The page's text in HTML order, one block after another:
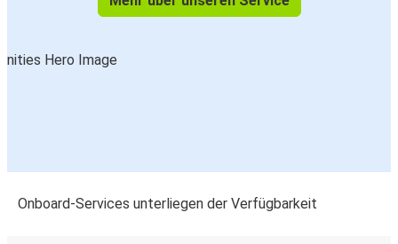
Onboard-Services unterliegen der Verfügbarkeit